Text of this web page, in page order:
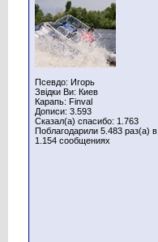
Псевдо: Игорь
Звідки Ви: Киев
Карапь: Finval
Дописи: 3.593
Сказал(а) спасибо: 1.763
Поблагодарили 5.483 раз(а) в
1.154 сообщениях